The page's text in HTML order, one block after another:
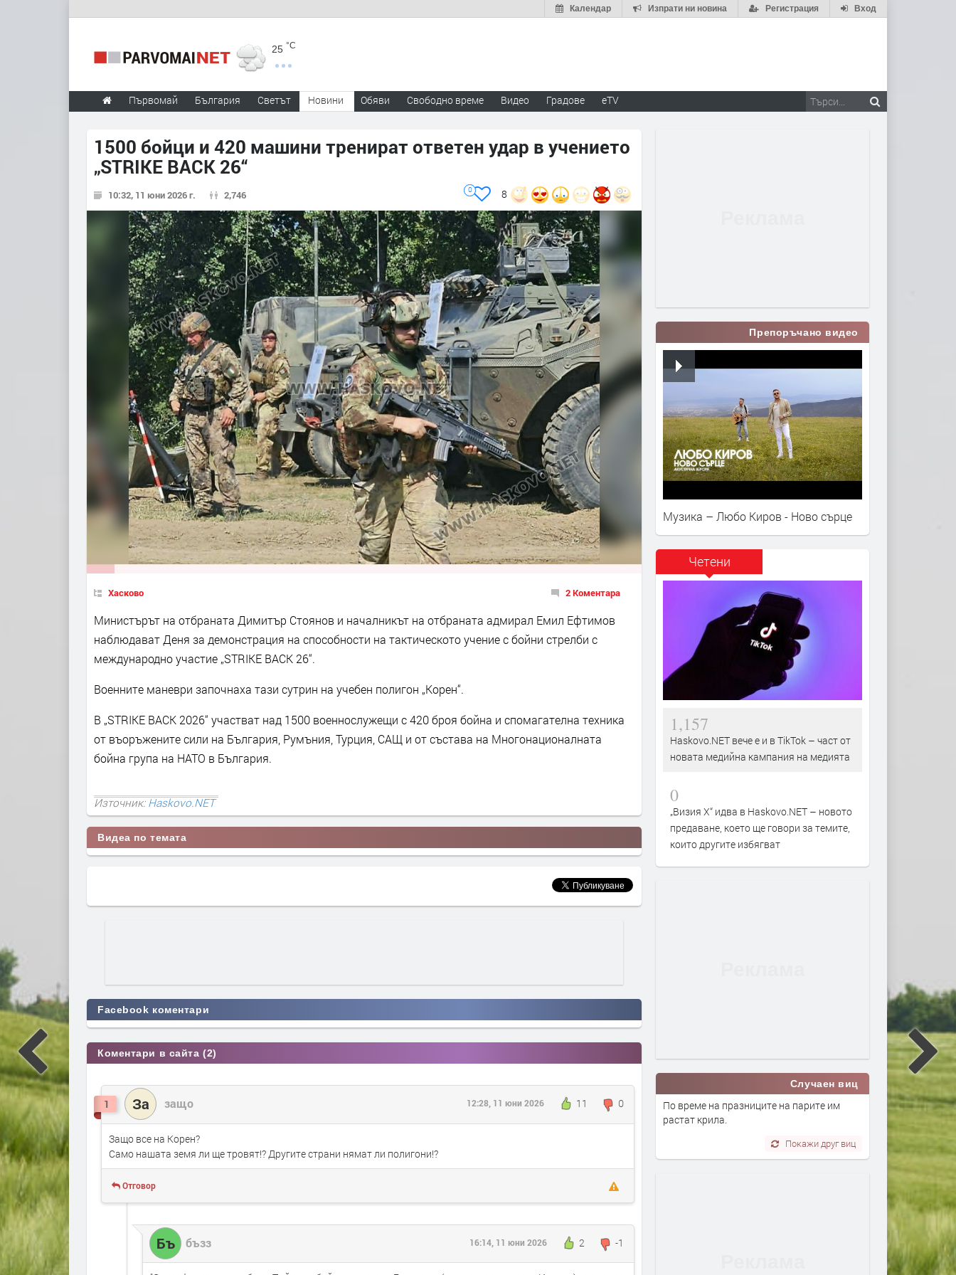
Вход
Регистрация
Изпрати ни новина
Календар
25 °C
Първомай България Светът Новини Обяви Свободно време Видео Градове eTV
1500 бойци и 420 машини тренират ответен удар в учението
„STRIKE BACK 26“
10:32, 11 юни 2026 г. 2,746 8
0
Хасково 2 Коментара
Министърът на отбраната Димитър Стоянов и началникът на отбраната адмирал Емил Ефтимов
наблюдават Деня за демонстрация на способности на тактическото учение с бойни стрелби с
международно участие „STRIKE BACK 26“.
Военните маневри започнаха тази сутрин на учебен полигон „Корен“.
В „STRIKE BACK 2026“ участват над 1500 военнослужещи с 420 броя бойна и спомагателна техника
от въоръжените сили на България, Румъния, Турция, САЩ и от състава на Многонационалната
бойна група на НАТО в България.
Източник:Haskovo.NET
Видеа по темата
Facebook коментари
Коментари в сайта (2)
1 За защо 11 0
12:28, 11 юни 2026
Защо все на Корен?
Само нашата земя ли ще тровят!? Другите страни нямат ли полигони!?
Отговор
Бъ бъзз 2 -1
16:14, 11 юни 2026
Препоръчано видео
Музика – Любо Киров - Ново сърце
Четени
1,157
Haskovo.NET вече е и в TikTok – част от
новата медийна кампания на медията
0
„Визия Х“ идва в Haskovo.NET – новото
предаване, което ще говори за темите,
които другите избягват
Случаен виц
По време на празниците на парите им
растат крила.
Покажи друг виц